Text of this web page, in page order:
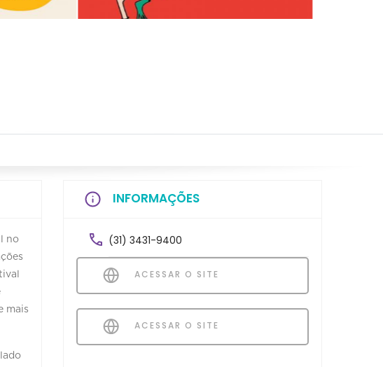
no
mais
INFORMAÇÕES
(31) 3431-9400
ACESSAR O SITE
ACESSAR O SITE